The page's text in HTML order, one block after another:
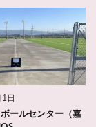
日
ールセンター（嘉